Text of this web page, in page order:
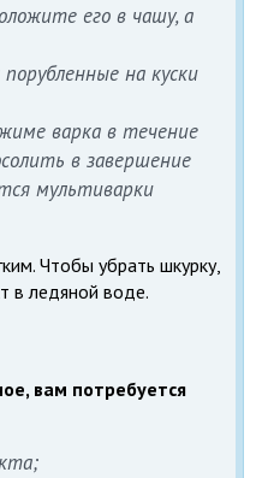
его в чашу, а
на куски
варка в течение
в завершение
мультиварки
Чтобы убрать шкурку,
в ледяной воде.
вам потребуется